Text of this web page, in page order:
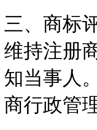
三、商标
维持注册
知当事人
商行政管